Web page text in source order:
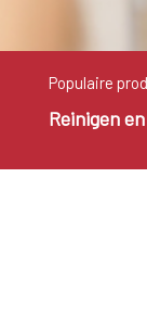
Populaire
Reinigen